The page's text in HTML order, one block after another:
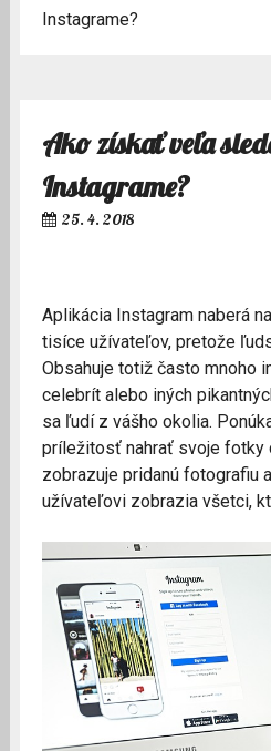
Instagrame?
Ako získať veľa
Instagrame?
25. 4. 2018
Aplikácia Instagram naberá
tisíce užívateľov, pretože
Obsahuje totiž často mnoho
celebrít alebo iných
sa ľudí z vášho okolia.
príležitosť nahrať svoje fotky
zobrazuje pridanú fotografiu
užívateľovi zobrazia všetci,